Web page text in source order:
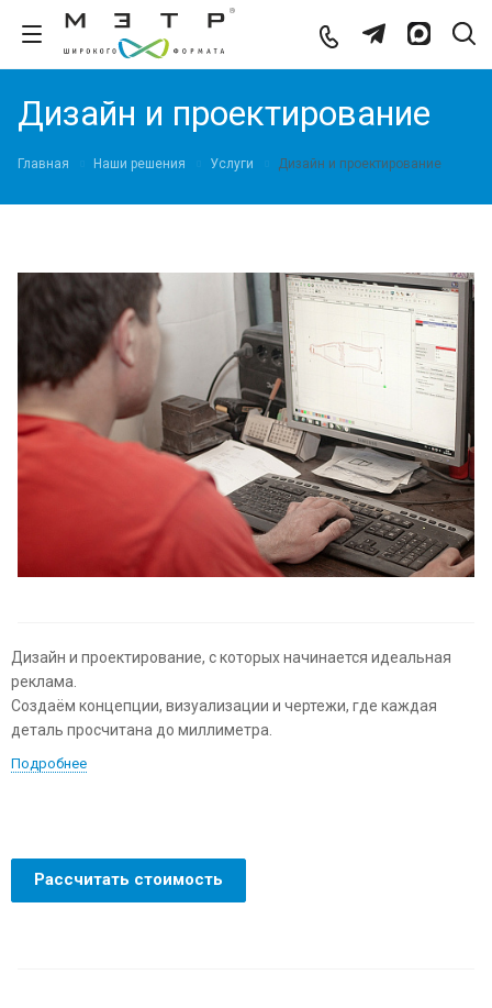
Дизайн и проектирование
Главная Наши решения Услуги Дизайн и проектирование
Дизайн и проектирование, с которых начинается идеальная
реклама.
Создаём концепции, визуализации и чертежи, где каждая
деталь просчитана до миллиметра.
Подробнее
Рассчитать стоимость